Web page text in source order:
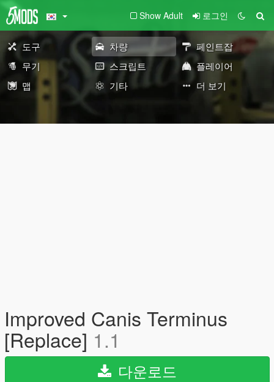
Show Adult 로그인
도구 차량
페인트잡
무기
스크립트
플레이어
맵
기타 더 보기
Improved Canis Terminus
[Replace] 1.1
다운로드